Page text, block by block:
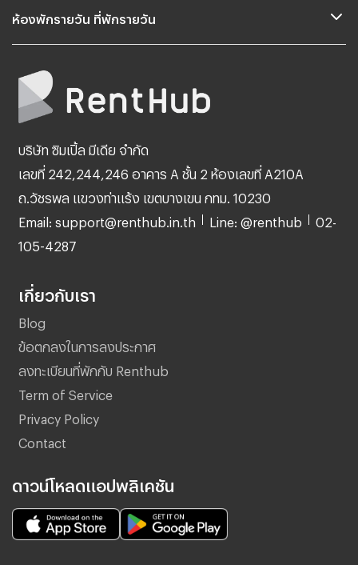
ห้องพักรายวัน ที่พักรายวัน
บริษัท ซิมเปิ้ล มีเดีย จำกัด
เลขที่ 242,244,246 อาคาร A ชั้น 2 ห้องเลขที่ A210A
ถ.วัชรพล แขวงท่าแร้ง เขตบางเขน กทม. 10230
Email: support@renthub.in.th Line: @renthub 02-
105-4287
เกี่ยวกับเรา
Blog
ข้อตกลงในการลงประกาศ
ลงทะเบียนที่พักกับ Renthub
Term of Service
Privacy Policy
Contact
ดาวน์โหลดแอปพลิเคชัน